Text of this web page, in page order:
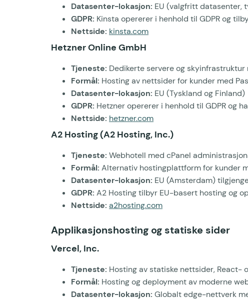
Datasenter-lokasjon: EU (valgfritt datasenter,
GDPR: Kinsta opererer i henhold til GDPR og
Nettside: kinsta.com
Hetzner Online GmbH
Tjeneste: Dedikerte servere og
Formål: Hosting av nettsider for kunder med
Datasenter-lokasjon: EU (Tyskland og Finland)
GDPR: Hetzner opererer i henhold til GDPR og
Nettside: hetzner.com
A2 Hosting (A2 Hosting, Inc.)
Tjeneste: Webhotell med cPanel
Formål: Alternativ hostingplattform for kunder
Datasenter-lokasjon: EU (Amsterdam)
GDPR: A2 Hosting tilbyr EU-basert hosting og
Nettside: a2hosting.com
Applikasjonshosting og statiske sider
Vercel, Inc.
Tjeneste: Hosting av statiske nettsider, React-
Formål: Hosting og deployment av moderne
Datasenter-lokasjon: Globalt edge-nettverk